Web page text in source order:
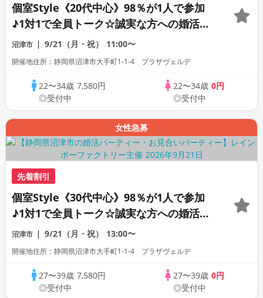
個室Style《20代中心》98％が1人で参加
♪1対1で全員トーク☆誠実な方への婚活パ
ーティー
沼津市 9/21（月・祝） 11:00〜
開催地住所：静岡県沼津市大手町1-1-4 プラザヴェルデ
22〜34歳 7,580円
◎受付中
22〜34歳 0円
◎受付中
女性急募
先着割引
個室Style《30代中心》98％が1人で参加
♪1対1で全員トーク☆誠実な方への婚活パ
ーティー
沼津市 9/21（月・祝） 13:00〜
開催地住所：静岡県沼津市大手町1-1-4 プラザヴェルデ
27〜39歳 7,580円
◎受付中
27〜39歳 0円
◎受付中